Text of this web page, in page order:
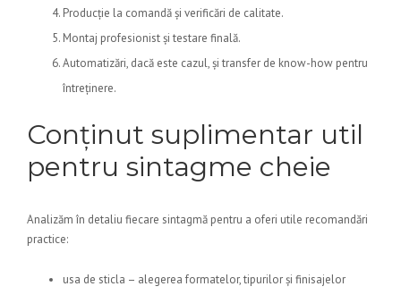
Producție la comandă și verificări de calitate.
Montaj profesionist și testare finală.
Automatizări, dacă este cazul, și transfer de know-how pentru
întreținere.
Conținut suplimentar util
pentru sintagme cheie
Analizăm în detaliu fiecare sintagmă pentru a oferi utile recomandări
practice:
usa de sticla – alegerea formatelor, tipurilor și finisajelor